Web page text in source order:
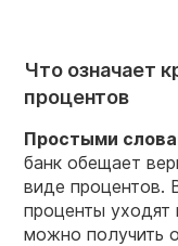
Что означает
процентов
Простыми
банк обещает
виде процентов.
проценты уходят
можно получить